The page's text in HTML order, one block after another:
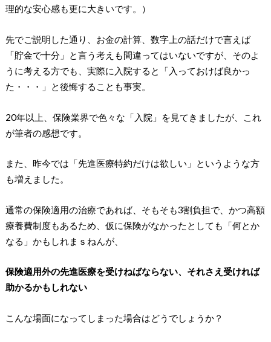
理的な安心感も更に大きいです。）
先でご説明した通り、お金の計算、数字上の話だけで言えば
「貯金で十分」と言う考えも間違ってはいないですが、そのよ
うに考える方でも、実際に入院すると「入っておけば良かっ
た・・・」と後悔することも事実。
20年以上、保険業界で色々な「入院」を見てきましたが、これ
が筆者の感想です。
また、昨今では「先進医療特約だけは欲しい」というような方
も増えました。
通常の保険適用の治療であれば、そもそも3割負担で、かつ高額
療養費制度もあるため、仮に保険がなかったとしても「何とか
なる」かもしれまｓねんが、
保険適用外の先進医療を受けねばならない、それさえ受ければ
助かるかもしれない
こんな場面になってしまった場合はどうでしょうか？